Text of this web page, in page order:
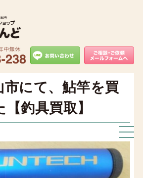
市にて、鮎竿を買
釣具買取】